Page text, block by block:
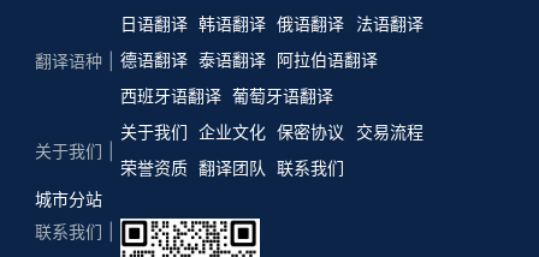
翻译语种
日语翻译 韩语翻译 俄语翻译
法语翻译
德语翻译 泰语翻译 阿拉伯语翻译
西班牙语翻译 葡萄牙语翻译
关于我们
关于我们 企业文化 保密协议
交易流程
荣誉资质 翻译团队
联系我们
城市分站
联系我们